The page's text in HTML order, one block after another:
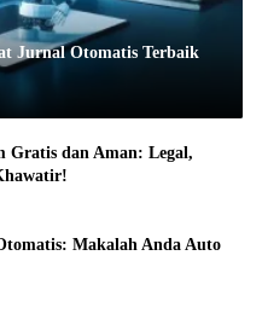
Jurnal Otomatis Terbaik
Gratis dan Aman: Legal,
Makalah Anda Auto